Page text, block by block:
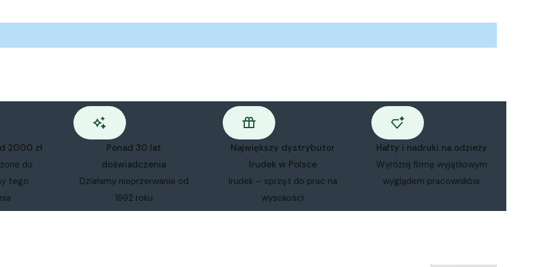
2000 zł
do
tego
Ponad 30 lat
doświadczenia
Działamy nieprzerwanie od
1992 roku
Największy dystrybutor
Irudek w Polsce
Irudek – sprzęt do prac na
wysokości
Hafty i nadruki na odzieży
Wyróżnij firmę wyjątkowym
wyglądem pracowników.